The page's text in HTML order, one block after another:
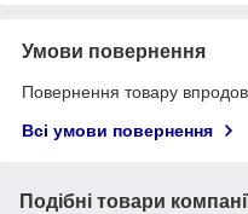
Умови повернення
Повернення товару
Всі умови повернення
Подібні товари